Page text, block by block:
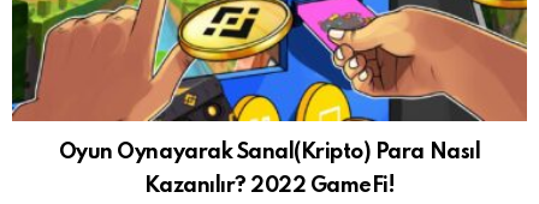
Oyun Oynayarak Sanal(Kripto) Para Nasıl
Kazanılır? 2022 GameFi!